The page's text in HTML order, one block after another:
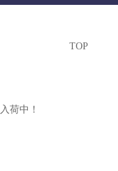
TOP
荷中！